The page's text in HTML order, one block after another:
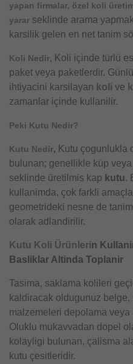
yapan firmalar, özel koli
yarar seklinde arama
karsilik gelen en net tanim
Koli Nedir, Koli içinde türlü
paket veya paketlerdir.
ihtiyacini karsilayan koli ve
zamanlar içinde kullanilir.
Peki Kutu Nedir?
Kutu Nedir, Kutu çogunlukla
bulunan; genellikle küp
seklinde üretilmis kap kutu.
kullanimda, çok farkli
geometrideki nesne de
olarak adlandirilir.
Kutu Koli Ürünlerin
Basliklar Altinda Toplanir
Tasima, saklama kolileri
kaldiracak oldugunuz
malzemeleri depolama
Oluklu mukavvadan dopel
kolayligi bulunan, çalisma
kutu çesitleridir.